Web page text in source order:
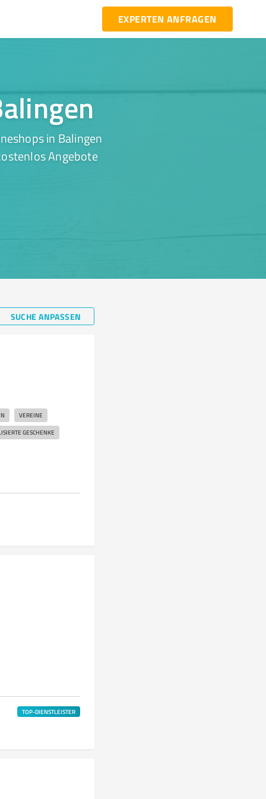
EXPERTEN ANFRAGEN
in Balingen
Angebote
SUCHE ANPASSEN
VEREINE
GESCHENKE
TOP-DIENSTLEISTER